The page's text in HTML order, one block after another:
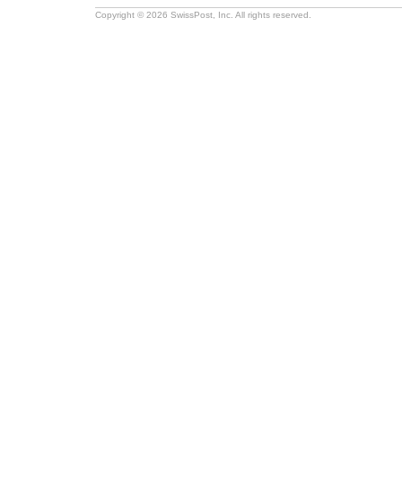
Copyright © 2026 SwissPost, Inc. All rights reserved.